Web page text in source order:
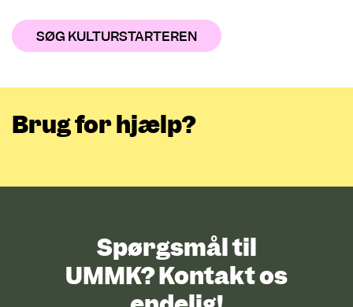
SØG KULTURSTARTEREN
Brug for hjælp?
Spørgsmål til
UMMK? Kontakt os